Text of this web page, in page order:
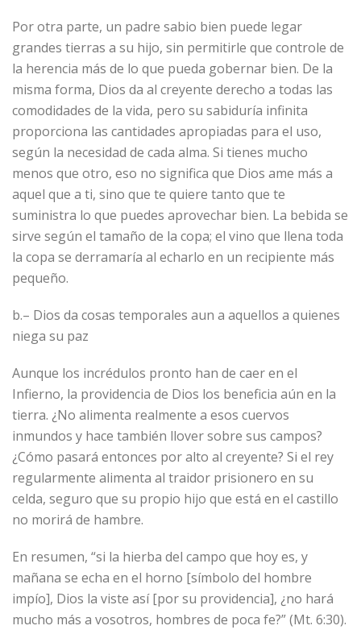
Por otra parte, un padre sabio bien puede legar
grandes tierras a su hijo, sin permitirle que controle de
la herencia más de lo que pueda gobernar bien. De la
misma forma, Dios da al creyente derecho a todas las
comodidades de la vida, pero su sabiduría infinita
proporciona las cantidades apropiadas para el uso,
según la necesidad de cada alma. Si tienes mucho
menos que otro, eso no significa que Dios ame más a
aquel que a ti, sino que te quiere tanto que te
suministra lo que puedes aprovechar bien. La bebida se
sirve según el tamaño de la copa; el vino que llena toda
la copa se derramaría al echarlo en un recipiente más
pequeño.
b.– Dios da cosas temporales aun a aquellos a quienes
niega su paz
Aunque los incrédulos pronto han de caer en el
Infierno, la providencia de Dios los beneficia aún en la
tierra. ¿No alimenta realmente a esos cuervos
inmundos y hace también llover sobre sus campos?
¿Cómo pasará entonces por alto al creyente? Si el rey
regularmente alimenta al traidor prisionero en su
celda, seguro que su propio hijo que está en el castillo
no morirá de hambre.
En resumen, “si la hierba del campo que hoy es, y
mañana se echa en el horno [símbolo del hombre
impío], Dios la viste así [por su providencia], ¿no hará
mucho más a vosotros, hombres de poca fe?” (Mt. 6:30).